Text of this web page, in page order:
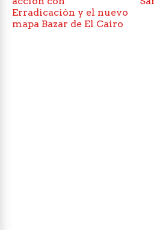
Erradicación y el nuevo
mapa Bazar de El Cairo